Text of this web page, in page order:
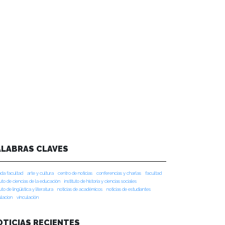
CLAVES
facultad arte y cultura centro de noticias conferencias y charlas
facultad
de ciencias de la educación
instituto de historia y ciencias sociales
de lingüística y literatura
noticias de académicos
noticias de estudiantes
vinculación
RECIENTES